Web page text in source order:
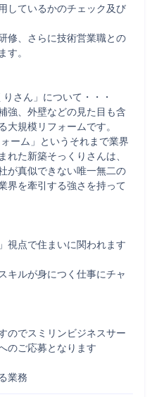
しているかのチェック及び
修、さらに技術営業職との
す。
さん」について・・・
強、外壁などの見た目も含
大規模リフォームです。
ーム」というそれまで業界
れた新築そっくりさんは、
が真似できない唯一無二の
界を牽引する強さを持って
視点で住まいに関われます
キルが身につく仕事にチャ
のでスミリンビジネスサー
のご応募となります
業務